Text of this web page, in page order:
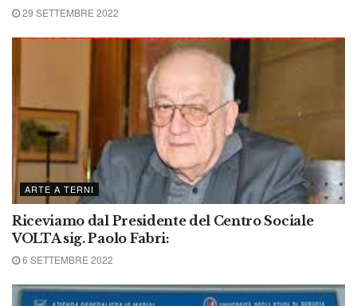
29 SETTEMBRE 2022
ARTE A TERNI
Riceviamo dal Presidente del Centro Sociale
VOLTA sig. Paolo Fabri:
6 SETTEMBRE 2022